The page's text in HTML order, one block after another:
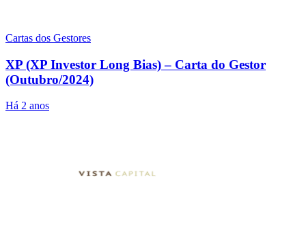
Cartas dos Gestores
XP (XP Investor Long Bias) – Carta do Gestor
(Outubro/2024)
Há 2 anos